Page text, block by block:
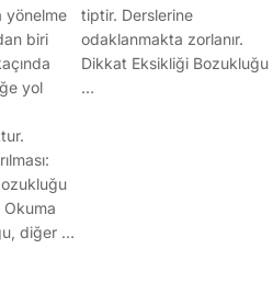
yönelme
biri
yol
Okuma
diğer …
tiptir. Derslerine
odaklanmakta zorlanır.
Dikkat Eksikliği Bozukluğu
…